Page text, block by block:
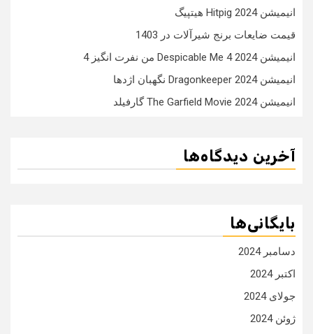
انیمیشن Hitpig 2024 هیتپیگ
قیمت ضایعات برنج شیرآلات در 1403
انیمیشن Despicable Me 4 2024 من نفرت انگیز 4
انیمیشن Dragonkeeper 2024 نگهبان اژدها
انیمیشن The Garfield Movie 2024 گارفیلد
آخرین دیدگاه‌ها
بایگانی‌ها
دسامبر 2024
اکتبر 2024
جولای 2024
ژوئن 2024